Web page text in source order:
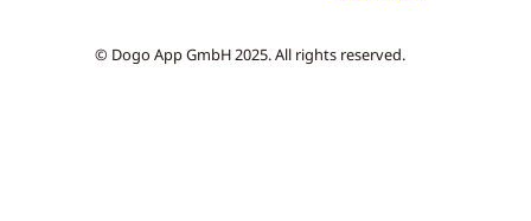
© Dogo App GmbH 2025. All rights reserved.